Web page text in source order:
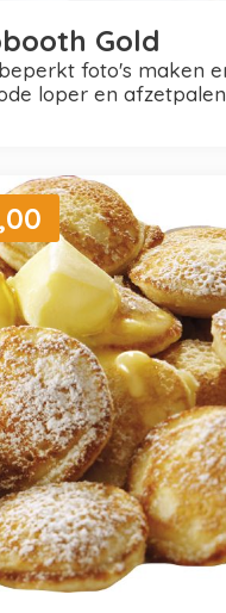
Gold
loper en afzetpalen